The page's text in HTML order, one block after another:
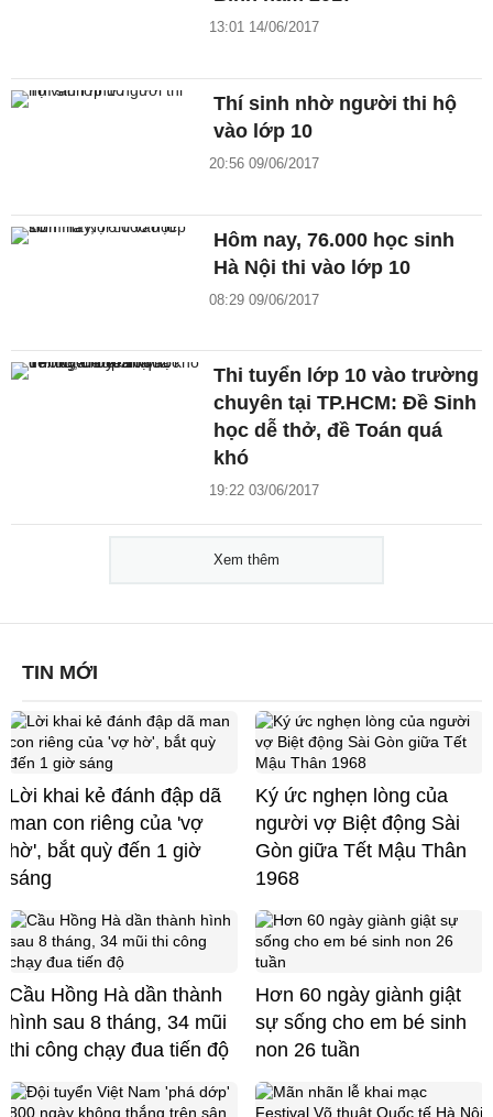
13:01 14/06/2017
Thí sinh nhờ người thi hộ
vào lớp 10
20:56 09/06/2017
Hôm nay, 76.000 học sinh
Hà Nội thi vào lớp 10
08:29 09/06/2017
Thi tuyển lớp 10 vào trường
chuyên tại TP.HCM: Đề Sinh
học dễ thở, đề Toán quá
khó
19:22 03/06/2017
Xem thêm
TIN MỚI
Lời khai kẻ đánh đập dã
man con riêng của 'vợ
hờ', bắt quỳ đến 1 giờ
sáng
Ký ức nghẹn lòng của
người vợ Biệt động Sài
Gòn giữa Tết Mậu Thân
1968
Cầu Hồng Hà dần thành
hình sau 8 tháng, 34 mũi
thi công chạy đua tiến độ
Hơn 60 ngày giành giật
sự sống cho em bé sinh
non 26 tuần